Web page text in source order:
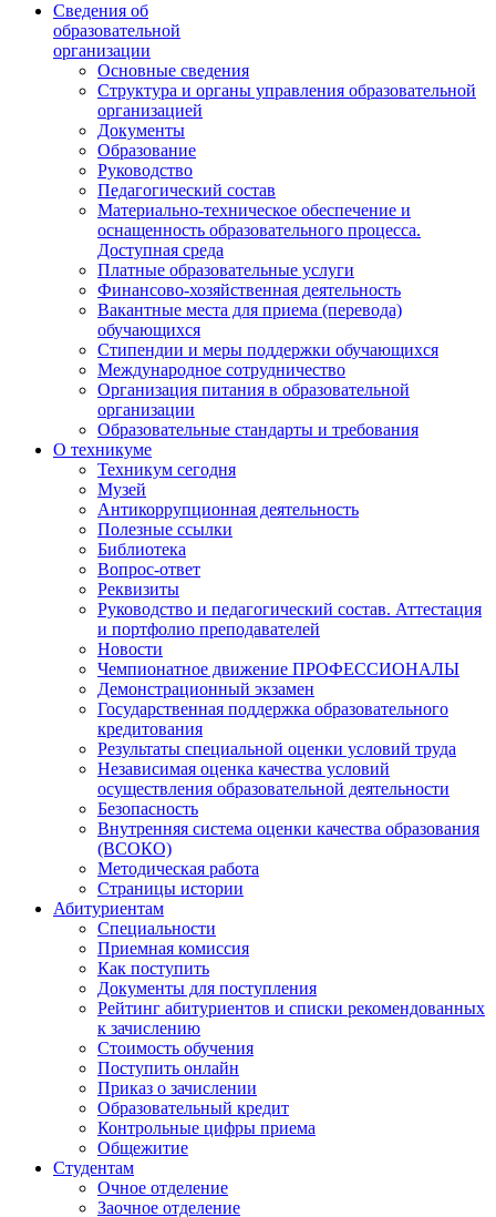
Сведения об
образовательной
организации
Основные сведения
Структура и органы управления образовательной
организацией
Документы
Образование
Руководство
Педагогический состав
Материально-техническое обеспечение и
оснащенность образовательного процесса.
Доступная среда
Платные образовательные услуги
Финансово-хозяйственная деятельность
Вакантные места для приема (перевода)
обучающихся
Стипендии и меры поддержки обучающихся
Международное сотрудничество
Организация питания в образовательной
организации
Образовательные стандарты и требования
О техникуме
Техникум сегодня
Музей
Антикоррупционная деятельность
Полезные ссылки
Библиотека
Вопрос-ответ
Реквизиты
Руководство и педагогический состав. Аттестация
и портфолио преподавателей
Новости
Чемпионатное движение ПРОФЕССИОНАЛЫ
Демонстрационный экзамен
Государственная поддержка образовательного
кредитования
Результаты специальной оценки условий труда
Независимая оценка качества условий
осуществления образовательной деятельности
Безопасность
Внутренняя система оценки качества образования
(ВСОКО)
Методическая работа
Страницы истории
Абитуриентам
Специальности
Приемная комиссия
Как поступить
Документы для поступления
Рейтинг абитуриентов и списки рекомендованных
к зачислению
Стоимость обучения
Поступить онлайн
Приказ о зачислении
Образовательный кредит
Контрольные цифры приема
Общежитие
Студентам
Очное отделение
Заочное отделение